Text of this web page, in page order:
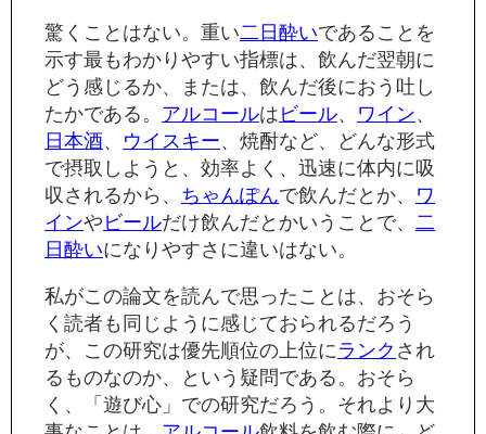
驚くことはない。重い二日酔いであることを
示す最もわかりやすい指標は、飲んだ翌朝に
どう感じるか、または、飲んだ後におう吐し
たかである。 アルコールはビール、 ワイン、
日本酒、 ウイスキー、焼酎など、どんな形式
で摂取しようと、効率よく、迅速に体内に吸
収されるから、 ちゃんぽんで飲んだとか、 ワ
インやビールだけ飲んだとかいうことで、 二
日酔いになりやすさに違いはない。
私がこの論文を読んで思ったことは、おそら
く読者も同じように感じておられるだろう
が、この研究は優先順位の上位にランク され
るものなのか、という疑問である。おそら
く、「遊び心」での研究だろう。それより大